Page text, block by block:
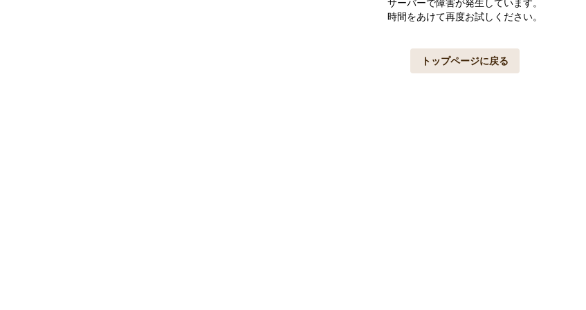
時間をあけて再度お試しください。
トップページに戻る